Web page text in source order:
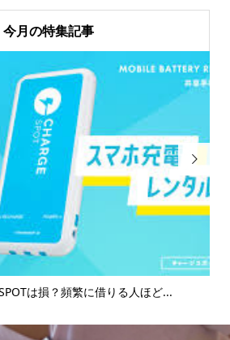
今月の特集記事
は損？頻繁に借りる人ほど...
